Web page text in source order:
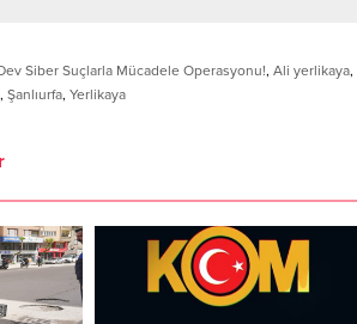
Siber Suçlarla Mücadele Operasyonu!, Ali yerlikaya,
, Şanlıurfa, Yerlikaya